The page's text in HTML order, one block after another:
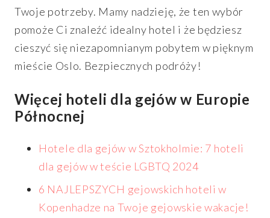
Twoje potrzeby. Mamy nadzieję, że ten wybór
pomoże Ci znaleźć idealny hotel i że będziesz
cieszyć się niezapomnianym pobytem w pięknym
mieście Oslo. Bezpiecznych podróży!
Więcej hoteli dla gejów w Europie
Północnej
Hotele dla gejów w Sztokholmie: 7 hoteli
dla gejów w teście LGBTQ 2024
6 NAJLEPSZYCH gejowskich hoteli w
Kopenhadze na Twoje gejowskie wakacje!